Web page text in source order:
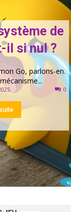
de
il si nul ?
Go, parlons-en.
0